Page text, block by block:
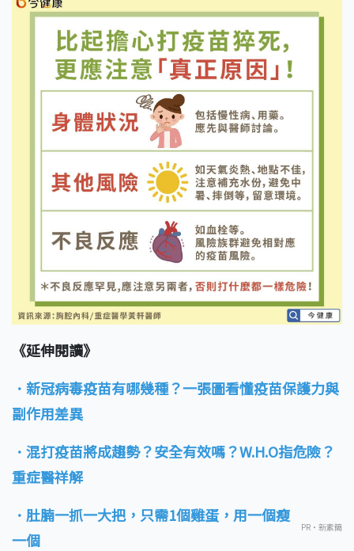
《延伸閱讀》
．新冠病毒疫苗有哪幾種？一張圖看懂疫苗保護力與
副作用差異
．混打疫苗將成趨勢？安全有效嗎？W.H.O指危險？
重症醫祥解
．肚腩一抓一大把，只需1個雞蛋，用一個瘦
一個
PR・新素簡